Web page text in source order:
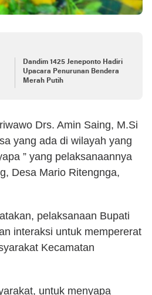
Dandim 1425 Jeneponto Hadiri
Upacara Penurunan Bendera
Merah Putih
Drs. Amin Saing, M.Si
yang ada di wilayah yang
” yang pelaksanaannya
Desa Mario Ritengnga,
pelaksanaan Bupati
interaksi untuk mempererat
Kecamatan
untuk menyapa